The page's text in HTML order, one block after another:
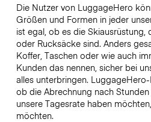
Die Nutzer von LuggageHero
Größen und Formen in jeder
ist egal, ob es die
oder Rucksäcke sind. Anders
Koffer, Taschen oder wie auch
Kunden das nennen, sicher bei
alles unterbringen.
ob die Abrechnung nach
unsere Tagesrate haben
möchten.